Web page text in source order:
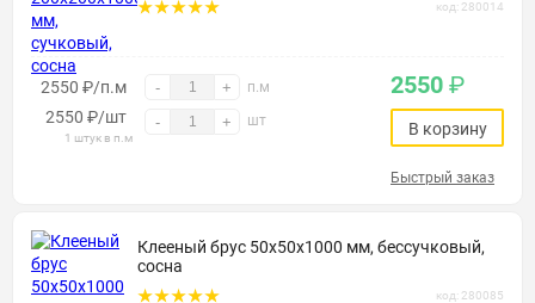
код: 280014
2550 ₽/п.м - + п.м
2550 ₽/шт
1 штук в п.м
- + шт
2550 ₽
В корзину
Быстрый заказ
Клееный брус 50х50х1000 мм, бессучковый,
сосна
код: 280085